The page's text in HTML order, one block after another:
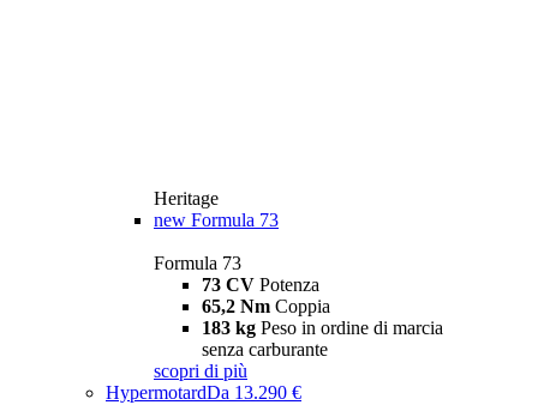
Heritage
new Formula 73
Formula 73
73 CV Potenza
65,2 Nm Coppia
183 kg Peso in ordine di marcia
senza carburante
scopri di più
HypermotardDa 13.290 €